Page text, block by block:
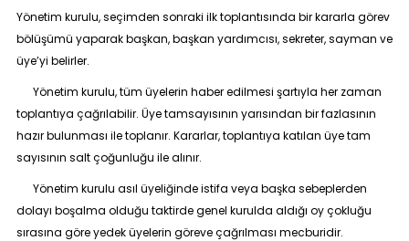
Yönetim kurulu, seçimden sonraki ilk toplantısında bir kararla görev
bölüşümü yaparak başkan, başkan yardımcısı, sekreter, sayman ve
üye’yi belirler.
Yönetim kurulu, tüm üyelerin haber edilmesi şartıyla her zaman
toplantıya çağrılabilir. Üye tamsayısının yarısından bir fazlasının
hazır bulunması ile toplanır. Kararlar, toplantıya katılan üye tam
sayısının salt çoğunluğu ile alınır.
Yönetim kurulu asıl üyeliğinde istifa veya başka sebeplerden
dolayı boşalma olduğu taktirde genel kurulda aldığı oy çokluğu
sırasına göre yedek üyelerin göreve çağrılması mecburidir.